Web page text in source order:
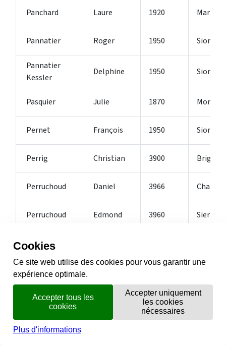
Panchard Laure 1920
Pannatier Roger 1950 Sion
Pannatier
Kessler
Delphine 1950 Sion
Pasquier Julie 1870
Pernet François 1950 Sion
Perrig Christian 3900 Brig-
Perruchoud Daniel 3966 Chalais
Perruchoud Edmond 3960 Sierre
Pfammatter
Pfammatter
Pfammatter Peter 3900
Pfammatter